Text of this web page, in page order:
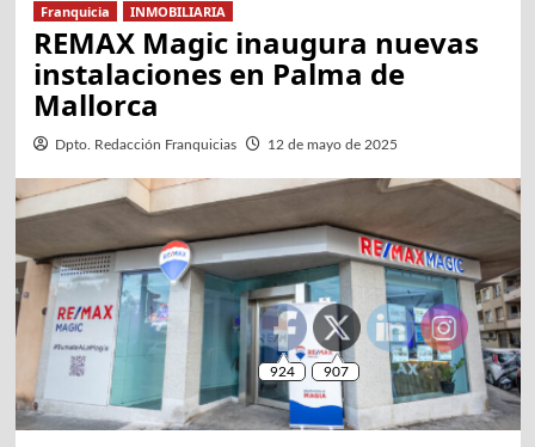
Franquicia INMOBILIARIA
REMAX Magic inaugura nuevas
instalaciones en Palma de
Mallorca
Dpto. Redacción Franquicias 12 de mayo de 2025